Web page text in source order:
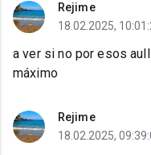
Rejime
18.02.2025,
a ver si no por esos
máximo
Rejime
18.02.2025,